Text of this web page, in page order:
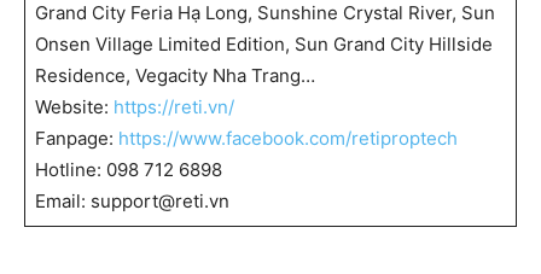
Grand City Feria Hạ Long, Sunshine Crystal River, Sun
Onsen Village Limited Edition, Sun Grand City Hillside
Residence, Vegacity Nha Trang…
Website: https://reti.vn/
Fanpage: https://www.facebook.com/retiproptech
Hotline: 098 712 6898
Email: support@reti.vn